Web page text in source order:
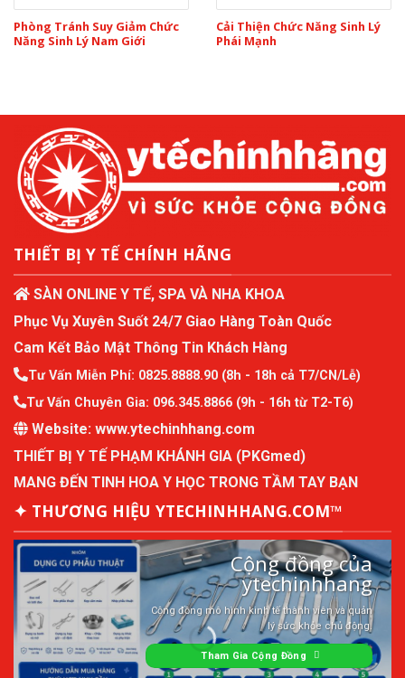
Phòng Tránh Suy Giảm Chức
Năng Sinh Lý Nam Giới
Cải Thiện Chức Năng Sinh Lý
Phái Mạnh
THIẾT BỊ Y TẾ CHÍNH HÃNG
SÀN ONLINE Y TẾ, SPA VÀ NHA KHOA
Phục Vụ Xuyên Suốt 24/7 Giao Hàng Toàn Quốc
Cam Kết Bảo Mật Thông Tin Khách Hàng
Tư Vấn Miễn Phí: 0825.8888.90 (8h - 18h cả T7/CN/Lễ)
Tư Vấn Chuyên Gia: 096.345.8866 (9h - 16h từ T2-T6)
Website: www.ytechinhhang.com
THIẾT BỊ Y TẾ PHẠM KHÁNH GIA (PKGmed)
MANG ĐẾN TINH HOA Y HỌC TRONG TẦM TAY BẠN
✦ THƯƠNG HIỆU YTECHINHHANG.COM™
Cộng đồng của
ytechinhhang
Cộng đồng mô hình kinh tế thành viên và quản
lý sức khỏe chủ động.
Tham Gia Cộng Đồng